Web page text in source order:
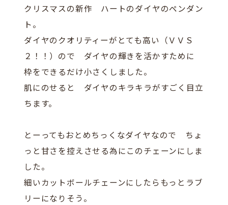
クリスマスの新作 ハートのダイヤのペンダン
ト。
ダイヤのクオリティーがとても高い（ＶＶＳ
２！！）ので ダイヤの輝きを活かすために
枠をできるだけ小さくしました。
肌にのせると ダイヤのキラキラがすごく目立
ちます。
とーってもおとめちっくなダイヤなので ちょ
っと甘さを控えさせる為にこのチェーンにしま
した。
細いカットボールチェーンにしたらもっとラブ
リーになりそう。